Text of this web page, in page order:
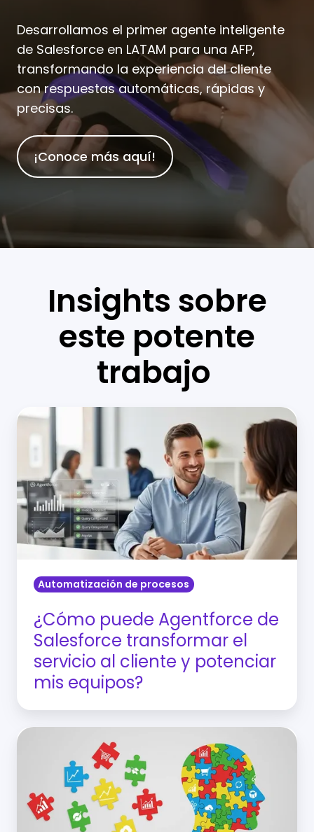
Desarrollamos el primer agente inteligente
de Salesforce en LATAM para una AFP,
transformando la experiencia del cliente
con respuestas automáticas, rápidas y
precisas.
¡Conoce más aquí!
Insights sobre
este potente
trabajo
¿Cómo
puede
Agentforce
de
Salesforce
transformar
el
servicio
cliente
potenciar
mis
equipos?
Automatización de procesos
¿Cómo puede Agentforce de
Salesforce transformar el
servicio al cliente y potenciar
mis equipos?
¿Cómo
vista
360